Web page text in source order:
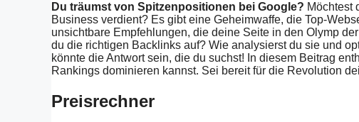
Du träumst von Spitzenpositionen bei Google? Möchtest
Business verdient? Es gibt eine Geheimwaffe, die Top-
unsichtbare Empfehlungen, die deine Seite in den Olymp
du die richtigen Backlinks auf? Wie analysierst du sie und
könnte die Antwort sein, die du suchst! In diesem Beitrag
Rankings dominieren kannst. Sei bereit für die Revolution
Preisrechner